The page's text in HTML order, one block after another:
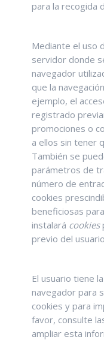
para la recogida
Mediante el uso
servidor donde
navegador
que la
ejemplo, el
registrado
promociones o
a ellos sin tener
También se
parámetros de
número de
cookies
beneficiosas
instalará cookies
previo del
El usuario tiene
navegador para
cookies y para
favor, consulte
ampliar esta